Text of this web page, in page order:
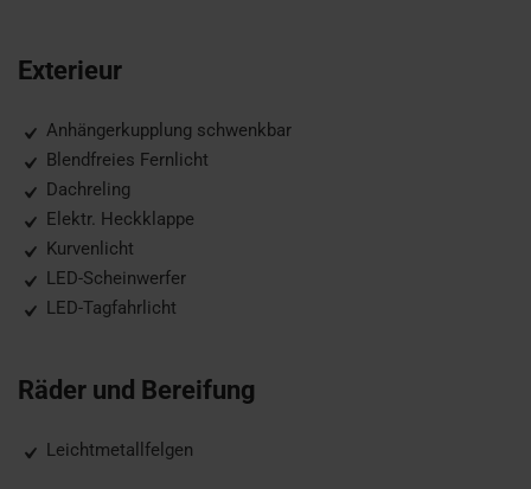
Exterieur
Anhängerkupplung schwenkbar
Blendfreies Fernlicht
Dachreling
Elektr. Heckklappe
Kurvenlicht
LED-Scheinwerfer
LED-Tagfahrlicht
Räder und Bereifung
Leichtmetallfelgen